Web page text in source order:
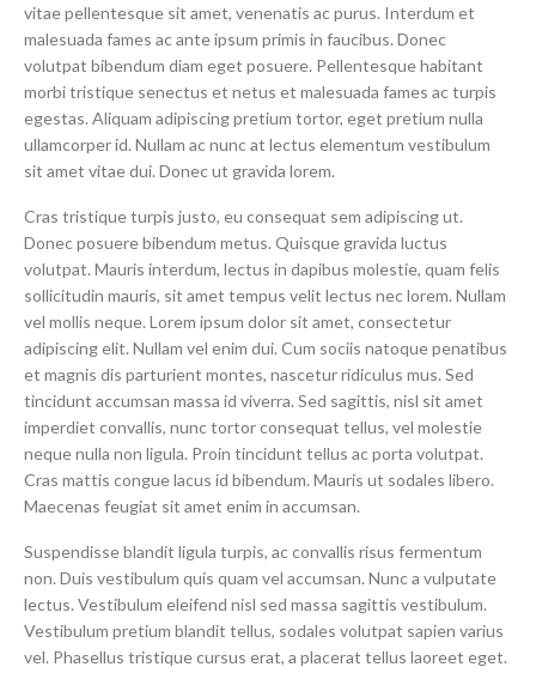
vitae pellentesque sit amet, venenatis ac purus. Interdum et
malesuada fames ac ante ipsum primis in faucibus. Donec
volutpat bibendum diam eget posuere. Pellentesque habitant
morbi tristique senectus et netus et malesuada fames ac turpis
egestas. Aliquam adipiscing pretium tortor, eget pretium nulla
ullamcorper id. Nullam ac nunc at lectus elementum vestibulum
sit amet vitae dui. Donec ut gravida lorem.
Cras tristique turpis justo, eu consequat sem adipiscing ut.
Donec posuere bibendum metus. Quisque gravida luctus
volutpat. Mauris interdum, lectus in dapibus molestie, quam felis
sollicitudin mauris, sit amet tempus velit lectus nec lorem. Nullam
vel mollis neque. Lorem ipsum dolor sit amet, consectetur
adipiscing elit. Nullam vel enim dui. Cum sociis natoque penatibus
et magnis dis parturient montes, nascetur ridiculus mus. Sed
tincidunt accumsan massa id viverra. Sed sagittis, nisl sit amet
imperdiet convallis, nunc tortor consequat tellus, vel molestie
neque nulla non ligula. Proin tincidunt tellus ac porta volutpat.
Cras mattis congue lacus id bibendum. Mauris ut sodales libero.
Maecenas feugiat sit amet enim in accumsan.
Suspendisse blandit ligula turpis, ac convallis risus fermentum
non. Duis vestibulum quis quam vel accumsan. Nunc a vulputate
lectus. Vestibulum eleifend nisl sed massa sagittis vestibulum.
Vestibulum pretium blandit tellus, sodales volutpat sapien varius
vel. Phasellus tristique cursus erat, a placerat tellus laoreet eget.